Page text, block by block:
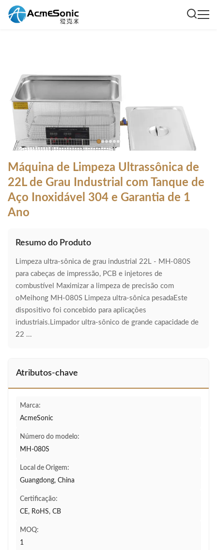
Máquina de Limpeza Ultrassônica de
22L de Grau Industrial com Tanque de
Aço Inoxidável 304 e Garantia de 1
Ano
Resumo do Produto
Limpeza ultra-sônica de grau industrial 22L - MH-080S
para cabeças de impressão, PCB e injetores de
combustível Maximizar a limpeza de precisão com
oMeihong MH-080S Limpeza ultra-sônica pesadaEste
dispositivo foi concebido para aplicações
industriais.Limpador ultra-sônico de grande capacidade de
22 ...
Atributos-chave
Marca:
AcmeSonic
Número do modelo:
MH-080S
Local de Origem:
Guangdong, China
Certificação:
CE, RoHS, CB
MOQ:
1